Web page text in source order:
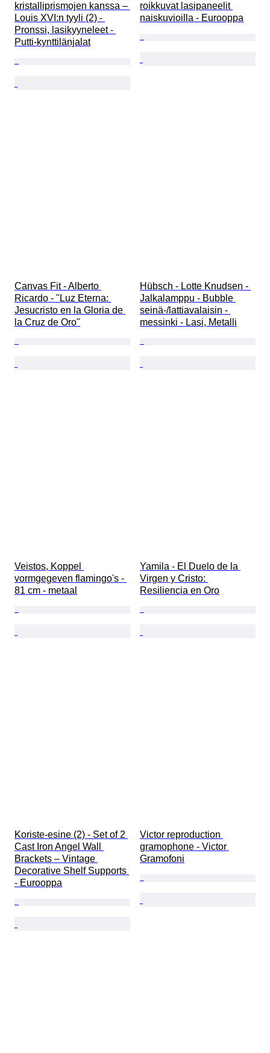
kristalliprismojen kanssa –
Louis XVI:n tyyli (2) -
Pronssi, lasikyyneleet -
Putti-kynttilänjalat
roikkuvat lasipaneelit
naiskuvioilla - Eurooppa
Canvas Fit - Alberto
Ricardo - "Luz Eterna:
Jesucristo en la Gloria de
la Cruz de Oro"
Hübsch - Lotte Knudsen -
Jalkalamppu - Bubble
seinä-/lattiavalaisin -
messinki - Lasi, Metalli
Veistos, Koppel
vormgegeven flamingo's -
81 cm - metaal
Yamila - El Duelo de la
Virgen y Cristo:
Resiliencia en Oro
Koriste-esine (2) - Set of 2
Cast Iron Angel Wall
Brackets – Vintage
Decorative Shelf Supports
- Eurooppa
Victor reproduction
gramophone - Victor
Gramofoni